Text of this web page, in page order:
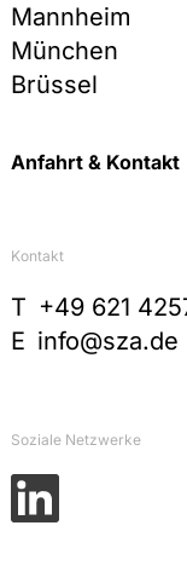
Mannheim
München
Brüssel
Anfahrt & Kontakt
Kontakt
T +49 621
E info@sza.de
Soziale Netzwerke